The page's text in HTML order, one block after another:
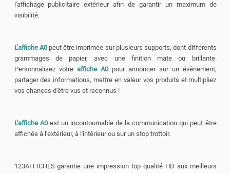
l'affichage publicitaire extérieur afin de garantir un maximum de
visibilité.
L'affiche A0peut être imprimée sur plusieurs supports, dont différents
grammages de papier, avec une finition mate ou brillante.
Personnalisez votre affiche A0 pour annoncer sur un événement,
partager des informations, mettre en valeur vos produits et multipliez
vos chances d'être vus et reconnus !
L'affiche A0est un incontournable de la communication qui peut être
affichée à l'extérieur, à l'intérieur ou sur un stop trottoir.
123AFFICHES garantie une impression top qualité HD aux meilleurs